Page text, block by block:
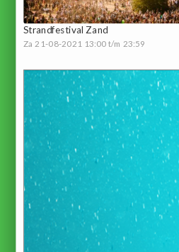
Strandfestival Zand
Za 21-08-2021 13:00 t/m 23:59